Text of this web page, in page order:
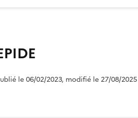
le 06/02/2023, modifié le 27/08/2025